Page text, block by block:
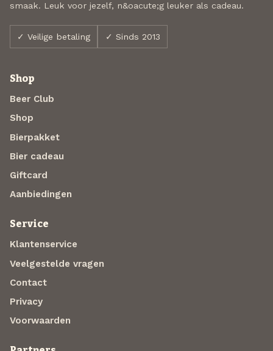
smaak. Leuk voor jezelf, n&oacute;g leuker als cadeau.
✓ Veilige betaling ✓ Sinds 2013
Shop
Beer Club
Shop
Bierpakket
Bier cadeau
Giftcard
Aanbiedingen
Service
Klantenservice
Veelgestelde vragen
Contact
Privacy
Voorwaarden